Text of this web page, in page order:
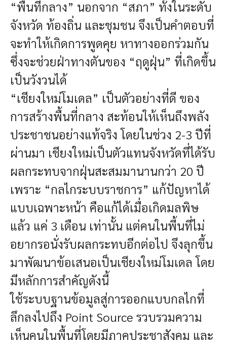
“พื้นที่กลาง” นอกจาก “สภา” ทั้งในระดับ
จังหวัด ท้องถิ่น และชุมชน จึงเป็นคำตอบที่
จะทำให้เกิดการพูดคุย หาทางออกร่วมกัน
ซึ่งจะช่วยฝ่าทางตันของ “ฤดูฝุ่น” ที่เกิดขึ้น
เป็นวังวนได้
“เชียงใหม่โมเดล” เป็นตัวอย่างที่ดี ของ
การสร้างพื้นที่กลาง สะท้อนให้เห็นถึงพลัง
ประชาชนอย่างแท้จริง โดยในช่วง 2-3 ปีที่
ผ่านมา เชียงใหม่เป็นตัวแทนจังหวัดที่ได้รับ
ผลกระทบจากฝุ่นสะสมมานานกว่า 20 ปี
เพราะ “กลไกระบบราชการ” แก้ปัญหาได้
แบบเฉพาะหน้า คือแก้ได้เมื่อเกิดมลพิษ
แล้ว แค่ 3 เดือน เท่านั้น แต่คนในพี้นที่ไม่
อยากรอนั่งรับผลกระทบอีกต่อไป จึงลุกขึ้น
มาพัฒนาข้อเสนอเป็นเชียงใหม่โมเดล โดย
มีหลักการสำคัญดังนี้
ใช้ระบบฐานข้อมูลสู่การออกแบบกลไกที่
ลึกลงไปถึง Point Source รวบรวมความ
เห็นคนในพื้นที่โดยมีภาคประชาสังคม และ